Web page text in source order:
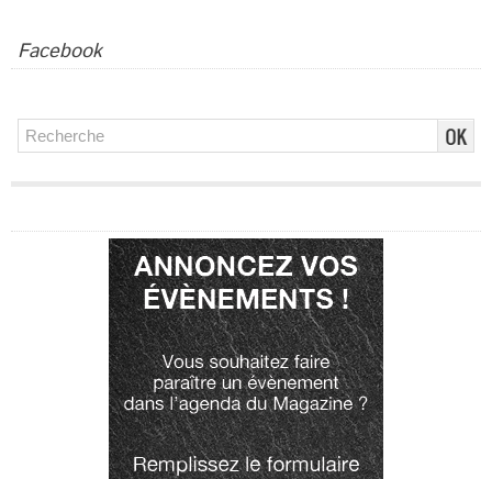
Facebook